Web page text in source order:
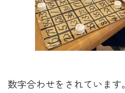
数字合わせをされています。